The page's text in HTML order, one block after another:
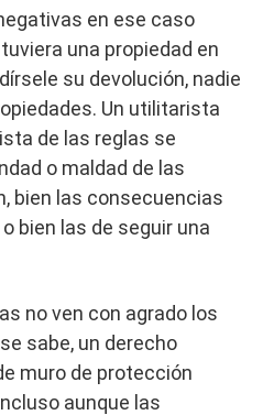
en ese caso
una propiedad en
su devolución, nadie
Un utilitarista
de las reglas se
o maldad de las
bien las consecuencias
bien las de seguir una
no ven con agrado los
sabe, un derecho
muro de protección
aunque las